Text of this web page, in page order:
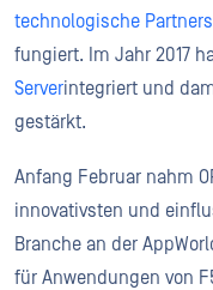
technologische
fungiert. Im Jahr 2017
Serverintegriert und
gestärkt.
Anfang Februar nahm
innovativsten und
Branche an der
für Anwendungen von